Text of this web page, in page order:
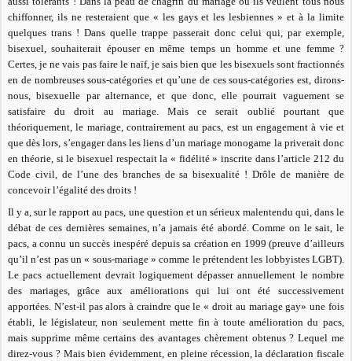
chiffonner, ils ne resteraient que « les gays et les lesbiennes » et à la limite
quelques trans ! Dans quelle trappe passerait donc celui qui, par exemple,
bisexuel, souhaiterait épouser en même temps un homme et une femme ?
Certes, je ne vais pas faire le naïf, je sais bien que les bisexuels sont fractionnés
en de nombreuses sous-catégories et qu’une de ces sous-catégories est, dirons-
nous, bisexuelle par alternance, et que donc, elle pourrait vaguement se
satisfaire du droit au mariage. Mais ce serait oublié pourtant que
théoriquement, le mariage, contrairement au pacs, est un engagement à vie et
que dès lors, s’engager dans les liens d’un mariage monogame la priverait donc
en théorie, si le bisexuel respectait la « fidélité » inscrite dans l’article 212 du
Code civil, de l’une des branches de sa bisexualité ! Drôle de manière de
concevoir l’égalité des droits !
Il y a, sur le rapport au pacs, une question et un sérieux malentendu qui, dans le
débat de ces dernières semaines, n’a jamais été abordé. Comme on le sait, le
pacs, a connu un succès inespéré depuis sa création en 1999 (preuve d’ailleurs
qu’il n’est pas un « sous-mariage » comme le prétendent les lobbyistes LGBT).
Le pacs actuellement devrait logiquement dépasser annuellement le nombre
des mariages, grâce aux améliorations qui lui ont été successivement
apportées. N’est-il pas alors à craindre que le « droit au mariage gay» une fois
établi, le législateur, non seulement mette fin à toute amélioration du pacs,
mais supprime même certains des avantages chèrement obtenus ? Lequel me
direz-vous ? Mais bien évidemment, en pleine récession, la déclaration fiscale